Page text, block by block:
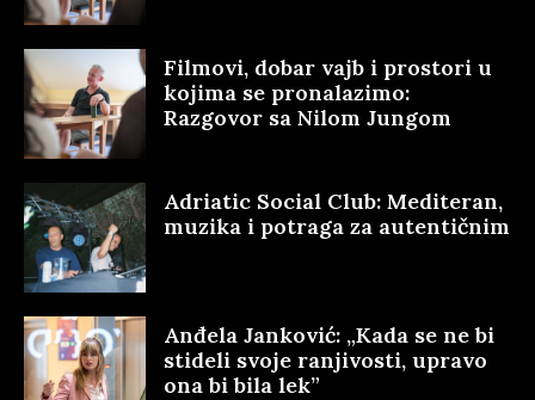
Filmovi, dobar vajb i prostori u
kojima se pronalazimo:
Razgovor sa Nilom Jungom
Adriatic Social Club: Mediteran,
muzika i potraga za autentičnim
Anđela Janković: „Kada se ne bi
stideli svoje ranjivosti, upravo
ona bi bila lek”